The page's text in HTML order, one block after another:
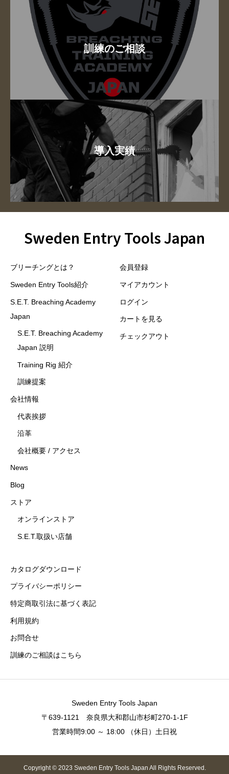
訓練のご相談
導入実績
Sweden Entry Tools Japan
ブリーチングとは？
Sweden Entry Tools紹介
S.E.T. Breaching Academy
Japan
S.E.T. Breaching Academy
Japan 説明
Training Rig 紹介
訓練提案
会社情報
代表挨拶
沿革
会社概要 / アクセス
News
Blog
ストア
オンラインストア
S.E.T.取扱い店舗
会員登録
マイアカウント
ログイン
カートを見る
チェックアウト
カタログダウンロード
プライバシーポリシー
特定商取引法に基づく表記
利用規約
お問合せ
訓練のご相談はこちら
Sweden Entry Tools Japan
〒639-1121 奈良県大和郡山市杉町270-1-1F
営業時間9:00 ～ 18:00 （休日）土日祝
Copyright © 2023 Sweden Entry Tools Japan All Rights Reserved.